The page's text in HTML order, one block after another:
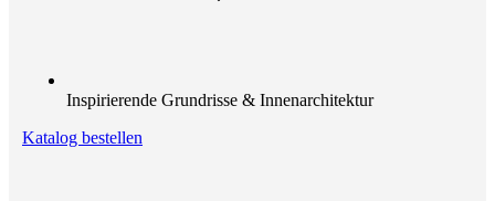
Inspirierende Grundrisse & Innenarchitektur
Katalog bestellen